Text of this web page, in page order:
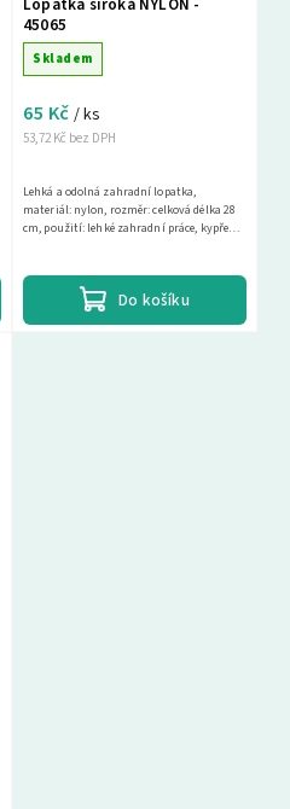
Lopatka široká NYLON -
45065
Skladem
53,72 Kč bez DPH
65 Kč / ks
Do košíku
Lehká a odolná zahradní lopatka,
materiál: nylon, rozměr: celková délka 28
cm, použití: lehké zahradní práce, kypření